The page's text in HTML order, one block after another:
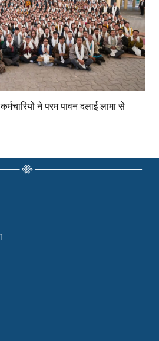
ने परम पावन दलाई लामा से